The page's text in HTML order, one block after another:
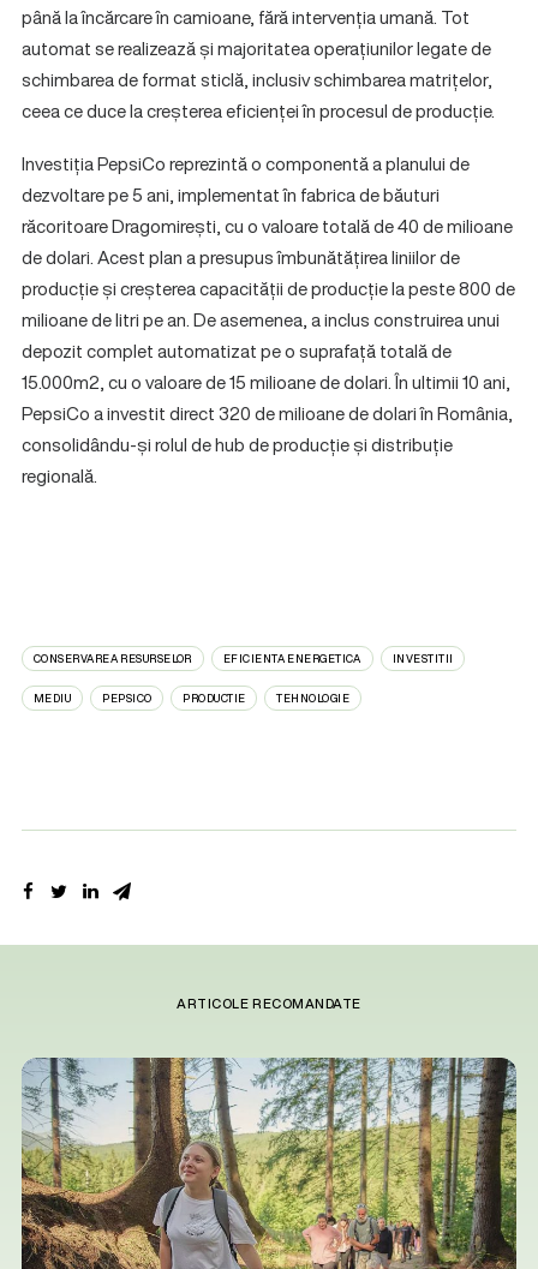
până la încărcare în camioane, fără intervenția umană. Tot
automat se realizează și majoritatea operațiunilor legate de
schimbarea de format sticlă, inclusiv schimbarea matrițelor,
ceea ce duce la creșterea eficienței în procesul de producție.
Investiția PepsiCo reprezintă o componentă a planului de
dezvoltare pe 5 ani, implementat în fabrica de băuturi
răcoritoare Dragomirești, cu o valoare totală de 40 de milioane
de dolari. Acest plan a presupus îmbunătățirea liniilor de
producție și creșterea capacității de producție la peste 800 de
milioane de litri pe an. De asemenea, a inclus construirea unui
depozit complet automatizat pe o suprafață totală de
15.000m2, cu o valoare de 15 milioane de dolari. În ultimii 10 ani,
PepsiCo a investit direct 320 de milioane de dolari în România,
consolidându-și rolul de hub de producție și distribuție
regională.
CONSERVAREA RESURSELOR EFICIENTA ENERGETICA INVESTITII
MEDIU PEPSICO PRODUCTIE TEHNOLOGIE
ARTICOLE RECOMANDATE